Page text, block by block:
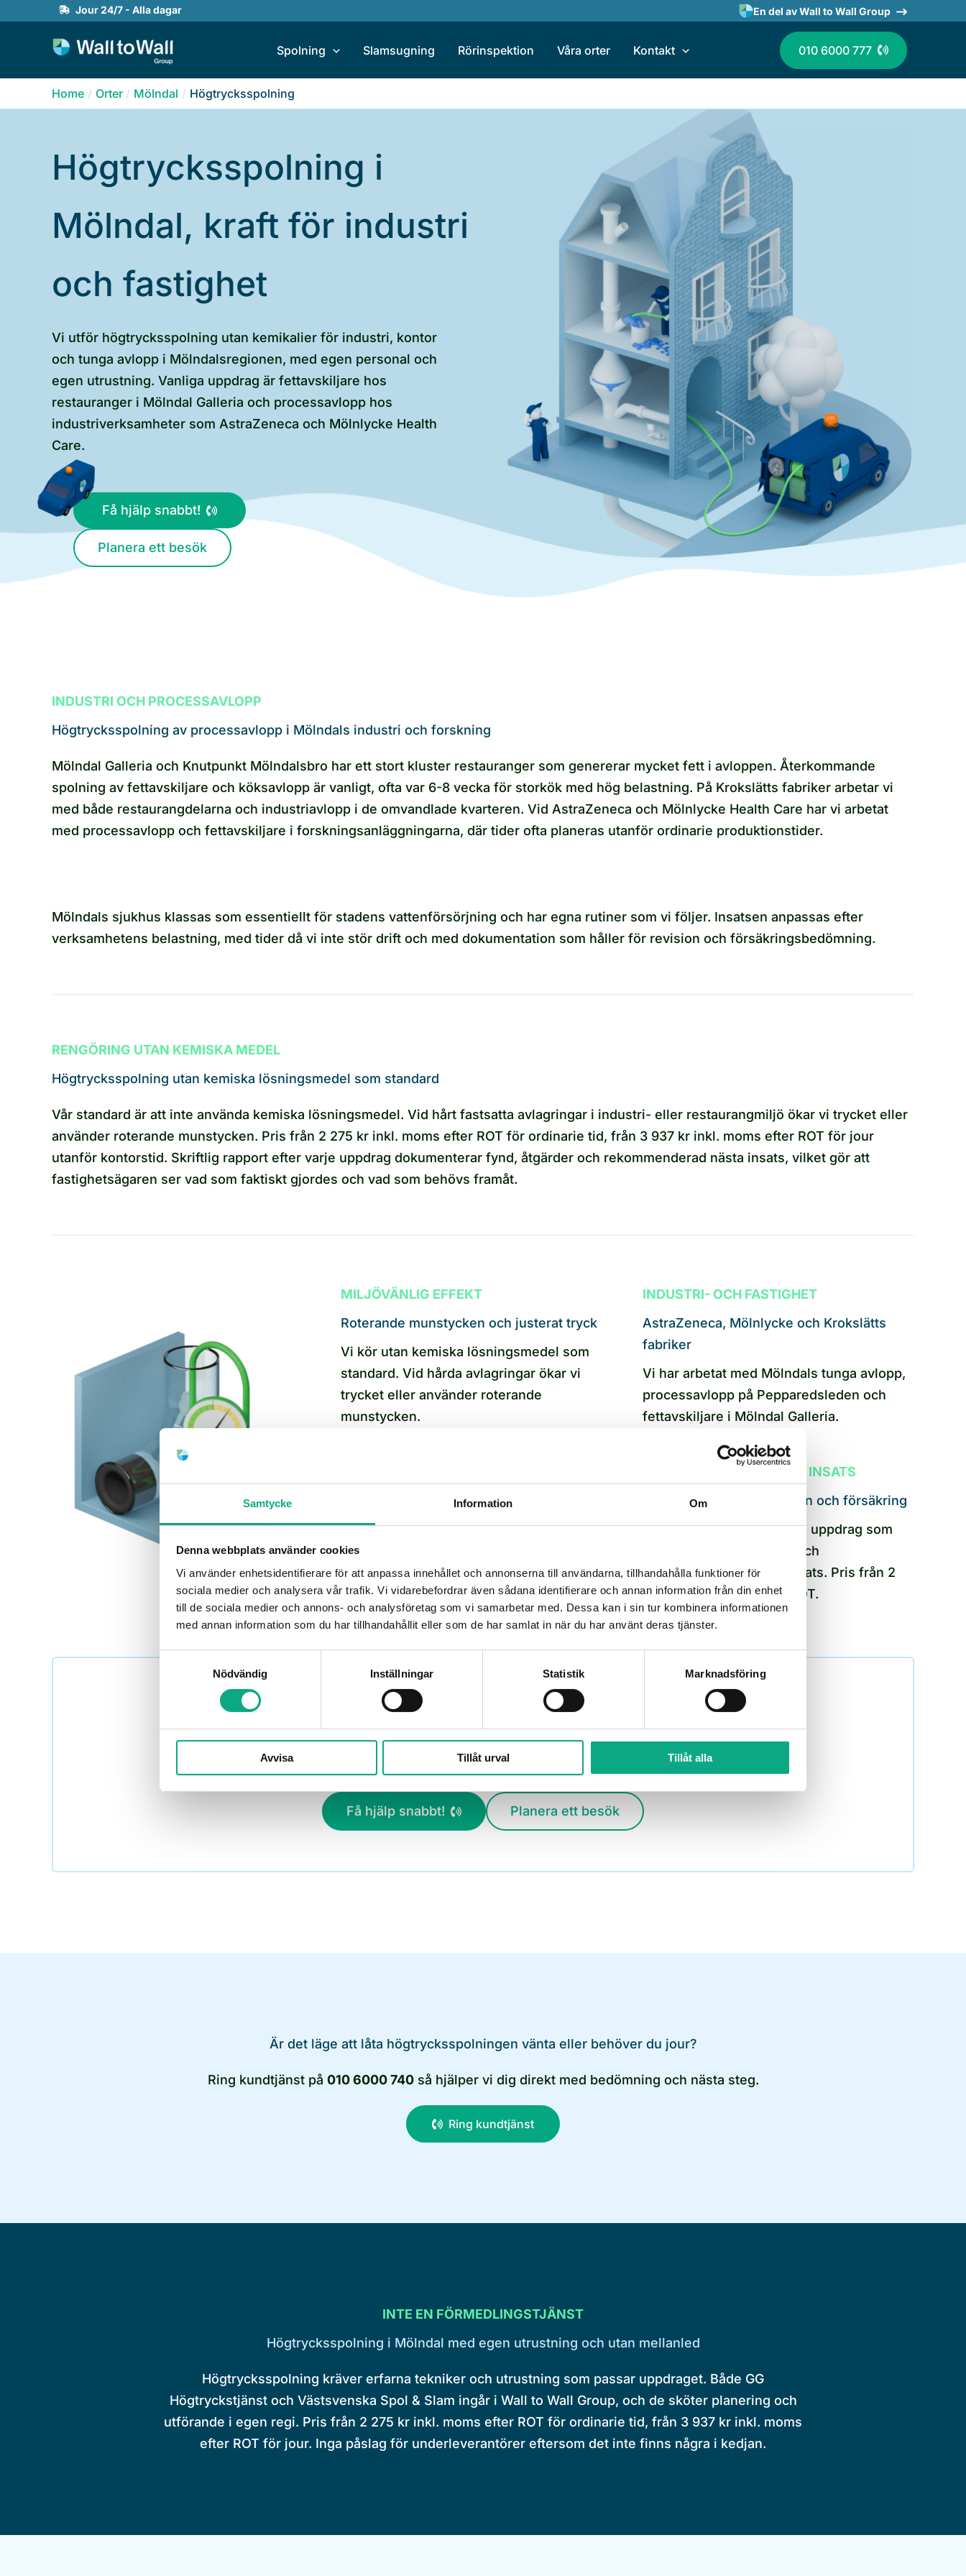
Samtycke Information Om
Denna webbplats använder cookies
Vi använder enhetsidentifierare för att anpassa innehållet och annonserna till användarna, tillhandahålla funktioner för
sociala medier och analysera vår trafik. Vi vidarebefordrar även sådana identifierare och annan information från din enhet
till de sociala medier och annons- och analysföretag som vi samarbetar med. Dessa kan i sin tur kombinera informationen
med annan information som du har tillhandahållit eller som de har samlat in när du har använt deras tjänster.
Samtyckesval
Nödvändig
Inställningar Statistik Marknadsföring
Avvisa Tillåt urval Tillåt alla
Jour 24/7 - Alla dagar En del av Wall to Wall Group
Spolning Slamsugning Rörinspektion Våra orter Kontakt 010 6000 777
Home Orter Mölndal Högtrycksspolning
Högtrycksspolning i
Mölndal, kraft för industri
och fastighet
Vi utför högtrycksspolning utan kemikalier för industri, kontor
och tunga avlopp i Mölndalsregionen, med egen personal och
egen utrustning. Vanliga uppdrag är fettavskiljare hos
restauranger i Mölndal Galleria och processavlopp hos
industriverksamheter som AstraZeneca och Mölnlycke Health
Care.
Få hjälp snabbt!
Planera ett besök
INDUSTRI OCH PROCESSAVLOPP
Högtrycksspolning av processavlopp i Mölndals industri och forskning
Mölndal Galleria och Knutpunkt Mölndalsbro har ett stort kluster restauranger som genererar mycket fett i avloppen. Återkommande
spolning av fettavskiljare och köksavlopp är vanligt, ofta var 6-8 vecka för storkök med hög belastning. På Krokslätts fabriker arbetar vi
med både restaurangdelarna och industriavlopp i de omvandlade kvarteren. Vid AstraZeneca och Mölnlycke Health Care har vi arbetat
med processavlopp och fettavskiljare i forskningsanläggningarna, där tider ofta planeras utanför ordinarie produktionstider.
Mölndals sjukhus klassas som essentiellt för stadens vattenförsörjning och har egna rutiner som vi följer. Insatsen anpassas efter
verksamhetens belastning, med tider då vi inte stör drift och med dokumentation som håller för revision och försäkringsbedömning.
RENGÖRING UTAN KEMISKA MEDEL
Högtrycksspolning utan kemiska lösningsmedel som standard
Vår standard är att inte använda kemiska lösningsmedel. Vid hårt fastsatta avlagringar i industri- eller restaurangmiljö ökar vi trycket eller
använder roterande munstycken. Pris från 2 275 kr inkl. moms efter ROT för ordinarie tid, från 3 937 kr inkl. moms efter ROT för jour
utanför kontorstid. Skriftlig rapport efter varje uppdrag dokumenterar fynd, åtgärder och rekommenderad nästa insats, vilket gör att
fastighetsägaren ser vad som faktiskt gjordes och vad som behövs framåt.
MILJÖVÄNLIG EFFEKT
Roterande munstycken och justerat tryck
Vi kör utan kemiska lösningsmedel som
standard. Vid hårda avlagringar ökar vi
trycket eller använder roterande
munstycken.
INDUSTRI- OCH FASTIGHET
AstraZeneca, Mölnlycke och Krokslätts
fabriker
Vi har arbetat med Mölndals tunga avlopp,
processavlopp på Pepparedsleden och
fettavskiljare i Mölndal Galleria.
Samma företag hela vägen
Spolbilarna är våra egna och teknikerna
våra anställda. Inga underleverantörer,
ingen vidareförmedling mellan beställning
och utförande.
RAPPORT EFTER UTFÖRD INSATS
Dokumentation för revision och försäkring
Skriftlig rapport efter varje uppdrag som
beskriver fynd, åtgärder och
rekommenderad nästa insats. Pris från 2
275 kr inkl. moms efter ROT.
Boka högtrycksspolning i Mölndal
Boka högtrycksspolning i Mölndal från 2 275 kr inkl. moms efter ROT. Ring 010 6000 740 för bokning
av högtrycksuppdrag i industri eller fastighet.
Få hjälp snabbt! Planera ett besök
Är det läge att låta högtrycksspolningen vänta eller behöver du jour?
Ring kundtjänst på 010 6000 740så hjälper vi dig direkt med bedömning och nästa steg.
Ring kundtjänst
INTE EN FÖRMEDLINGSTJÄNST
Högtrycksspolning i Mölndal med egen utrustning och utan mellanled
Högtrycksspolning kräver erfarna tekniker och utrustning som passar uppdraget. Både GG
Högtryckstjänst och Västsvenska Spol & Slam ingår i Wall to Wall Group, och de sköter planering och
utförande i egen regi. Pris från 2 275 kr inkl. moms efter ROT för ordinarie tid, från 3 937 kr inkl. moms
efter ROT för jour. Inga påslag för underleverantörer eftersom det inte finns några i kedjan.